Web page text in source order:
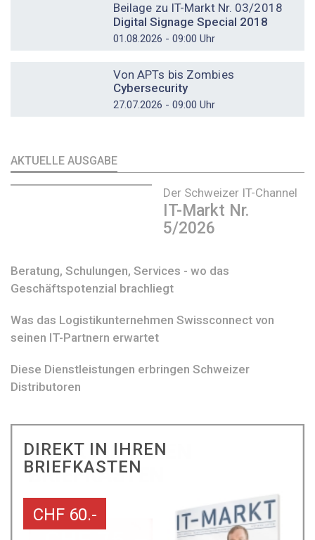
Beilage zu IT-Markt Nr. 03/2018
Digital Signage Special 2018
01.08.2026 - 09:00 Uhr
Von APTs bis Zombies
Cybersecurity
27.07.2026 - 09:00 Uhr
AKTUELLE AUSGABE
Der Schweizer IT-Channel
IT-Markt Nr.
5/2026
Beratung, Schulungen, Services - wo das
Geschäftspotenzial brachliegt
Was das Logistikunternehmen Swissconnect von
seinen IT-Partnern erwartet
Diese Dienstleistungen erbringen Schweizer
Distributoren
DIREKT IN IHREN
BRIEFKASTEN
CHF 60.-